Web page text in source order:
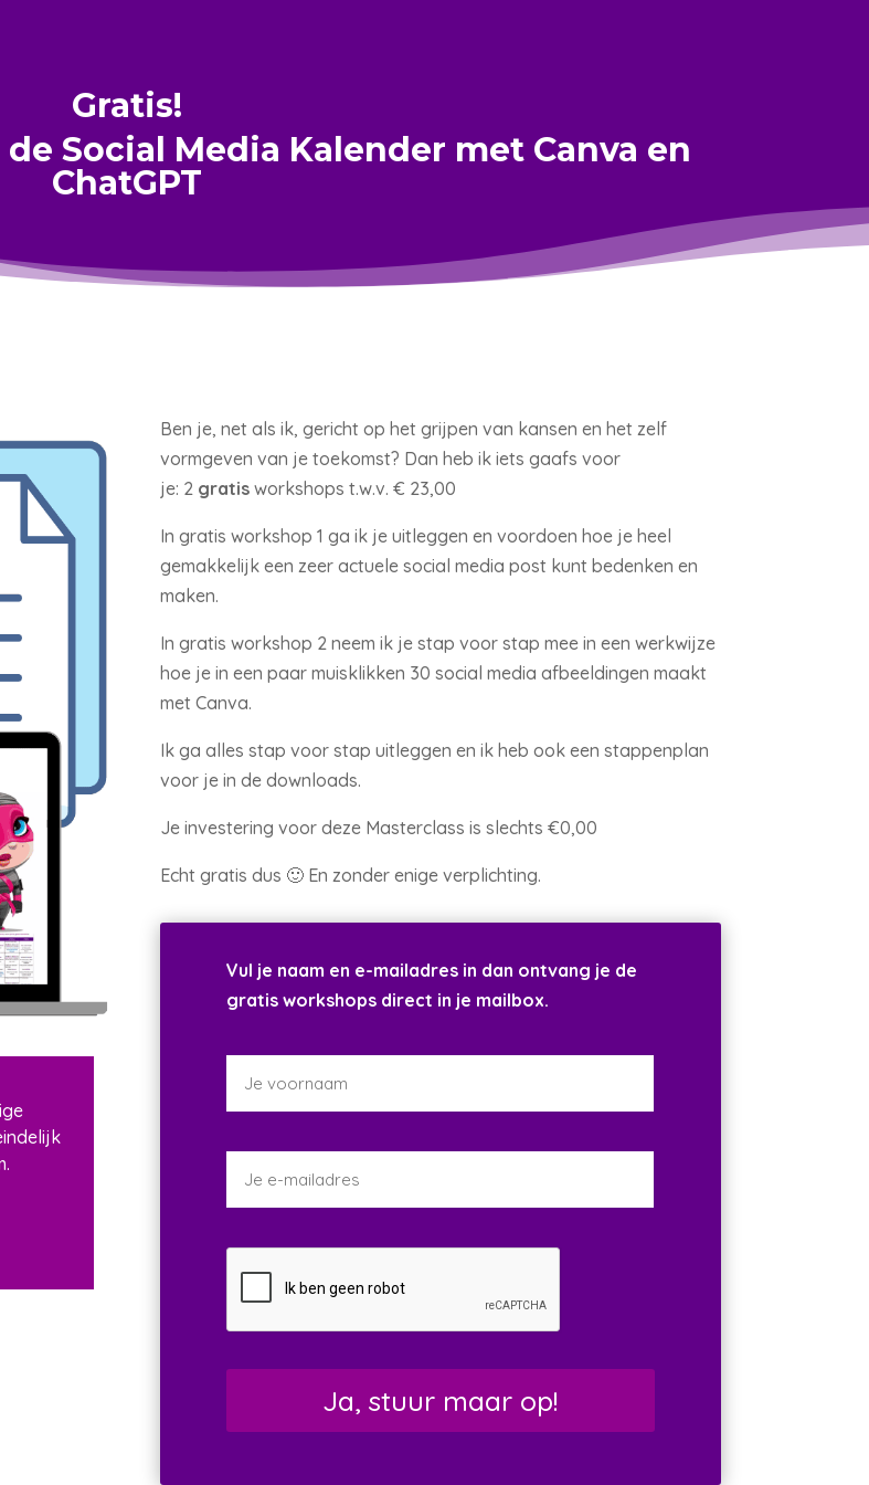
Gratis!
Social Media Kalender met Canva en
ChatGPT
Ben je, net als ik, gericht op het grijpen van kansen en het zelf
vormgeven van je toekomst? Dan heb ik iets gaafs voor
je: 2 gratis workshops t.w.v. € 23,00
In gratis workshop 1 ga ik je uitleggen en voordoen hoe je heel
gemakkelijk een zeer actuele social media post kunt bedenken en
maken.
In gratis workshop 2 neem ik je stap voor stap mee in een werkwijze
hoe je in een paar muisklikken 30 social media afbeeldingen maakt
met Canva.
Ik ga alles stap voor stap uitleggen en ik heb ook een stappenplan
voor je in de downloads.
Je investering voor deze Masterclass is slechts €0,00
Echt gratis dus 🙂 En zonder enige verplichting.
Vul je naam en e-mailadres in dan ontvang je de
gratis workshops direct in je mailbox.